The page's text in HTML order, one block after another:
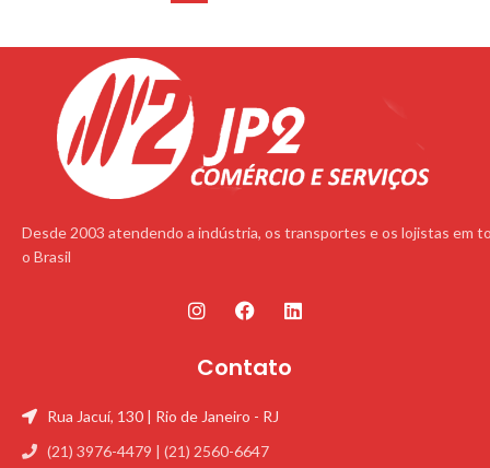
Desde 2003 atendendo a indústria, os transportes e os lojistas em
o Brasil
Contato
Rua Jacuí, 130 | Rio de Janeiro - RJ
(21) 3976-4479 | (21) 2560-6647